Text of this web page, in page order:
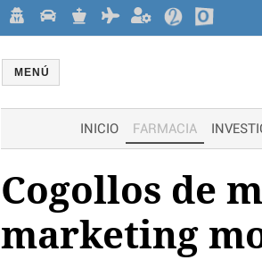
MENÚ
INICIO FARMACIA
Cogollos de
marketing